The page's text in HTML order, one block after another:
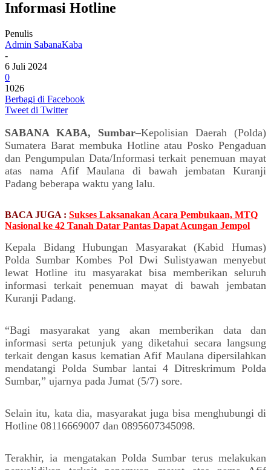
Informasi Hotline
Penulis
Admin SabanaKaba
-
6 Juli 2024
0
1026
Berbagi di Facebook
Tweet di Twitter
SABANA KABA, Sumbar–Kepolisian Daerah (Polda)
Sumatera Barat membuka Hotline atau Posko Pengaduan
dan Pengumpulan Data/Informasi terkait penemuan mayat
atas nama Afif Maulana di bawah jembatan Kuranji
Padang beberapa waktu yang lalu.
BACA JUGA : Sukses Laksanakan Acara Pembukaan, MTQ
Nasional ke 42 Tanah Datar Pantas Dapat Acungan Jempol
Kepala Bidang Hubungan Masyarakat (Kabid Humas)
Polda Sumbar Kombes Pol Dwi Sulistyawan menyebut
lewat Hotline itu masyarakat bisa memberikan seluruh
informasi terkait penemuan mayat di bawah jembatan
Kuranji Padang.
“Bagi masyarakat yang akan memberikan data dan
informasi serta petunjuk yang diketahui secara langsung
terkait dengan kasus kematian Afif Maulana dipersilahkan
mendatangi Polda Sumbar lantai 4 Ditreskrimum Polda
Sumbar,” ujarnya pada Jumat (5/7) sore.
Selain itu, kata dia, masyarakat juga bisa menghubungi di
Hotline 08116669007 dan 0895607345098.
Terakhir, ia mengatakan Polda Sumbar terus melakukan